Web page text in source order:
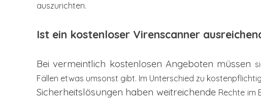
auszurichten.
Ist ein kostenloser Virenscanner
Bei vermeintlich kostenlosen Angeboten müssen
Fällen etwas umsonst gibt. Im Unterschied zu
Sicherheitslösungen haben weitreichende Rechte im